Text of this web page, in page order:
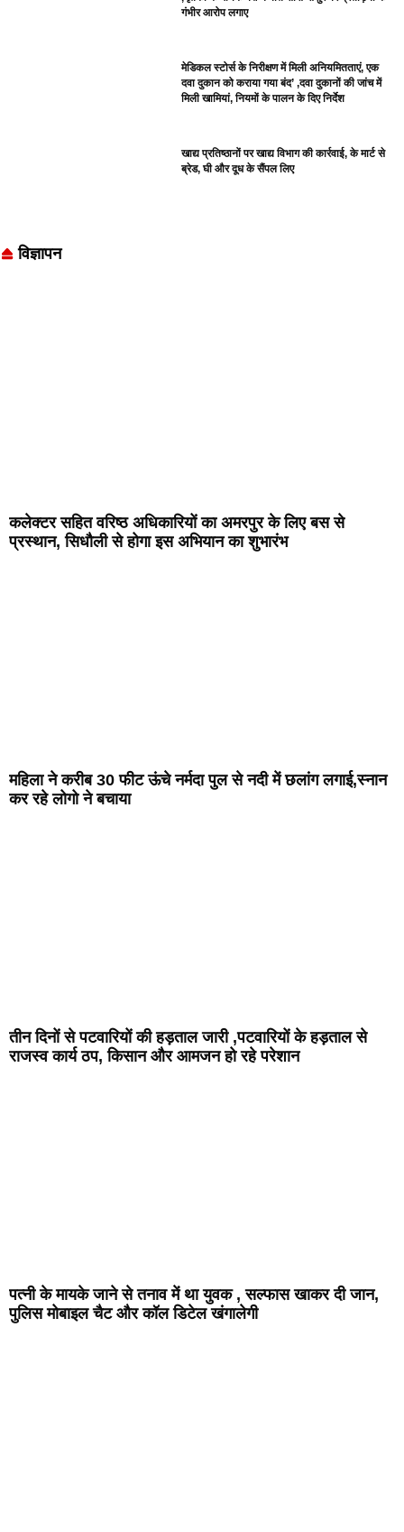
गंभीर आरोप लगाए
मेडिकल स्टोर्स के निरीक्षण में मिली अनियमितताएं, एक
दवा दुकान को कराया गया बंद’ ,दवा दुकानों की जांच में
मिली खामियां, नियमों के पालन के दिए निर्देश
खाद्य प्रतिष्ठानों पर खाद्य विभाग की कार्रवाई, के मार्ट से
ब्रेड, घी और दूध के सैंपल लिए
विज्ञापन
कलेक्टर सहित वरिष्ठ अधिकारियों का अमरपुर के लिए बस से
प्रस्थान, सिधौली से होगा इस अभियान का शुभारंभ
महिला ने करीब 30 फीट ऊंचे नर्मदा पुल से नदी में छलांग लगाई,स्नान
कर रहे लोगो ने बचाया
तीन दिनों से पटवारियों की हड़ताल जारी ,पटवारियों के हड़ताल से
राजस्व कार्य ठप, किसान और आमजन हो रहे परेशान
पत्नी के मायके जाने से तनाव में था युवक , सल्फास खाकर दी जान,
पुलिस मोबाइल चैट और कॉल डिटेल खंगालेगी